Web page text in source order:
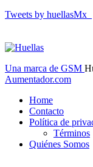
Tweets by huellasMx_
Una marca de GSM
Aumentador.com
Home
Contacto
Política de
Términos
Quiénes Somos